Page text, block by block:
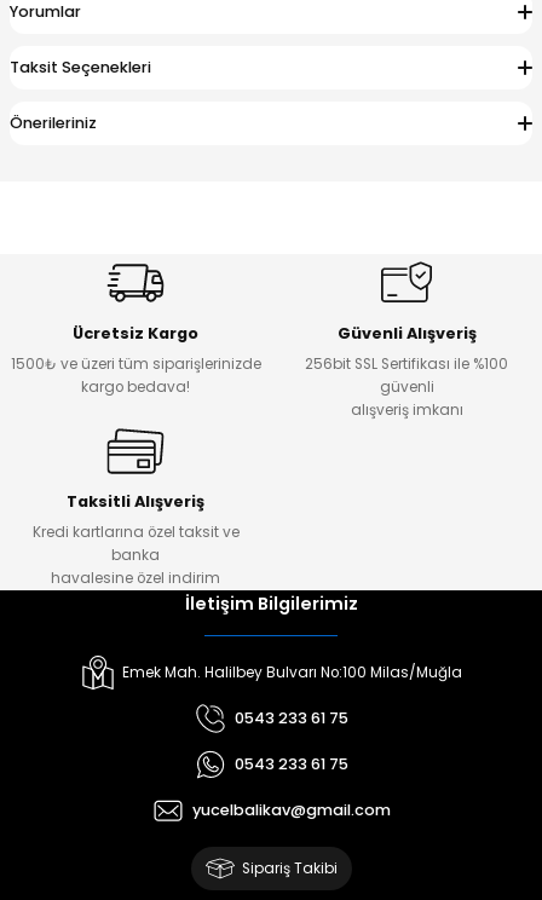
Yorumlar
Taksit Seçenekleri
Önerileriniz
Ücretsiz Kargo
1500₺ ve üzeri tüm siparişlerinizde
kargo bedava!
Güvenli Alışveriş
256bit SSL Sertifikası ile %100
güvenli
alışveriş imkanı
Taksitli Alışveriş
Kredi kartlarına özel taksit ve
banka
havalesine özel indirim
İletişim Bilgilerimiz
Emek Mah. Halilbey Bulvarı No:100 Milas/Muğla
0543 233 61 75
0543 233 61 75
yucelbalikav@gmail.com
Sipariş Takibi